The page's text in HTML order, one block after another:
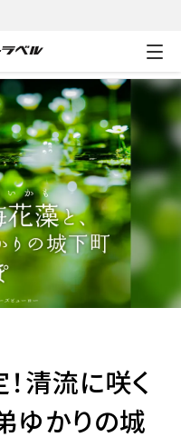
ツアー 【募集終了】夏限定
清流に咲く
ゆかりの城